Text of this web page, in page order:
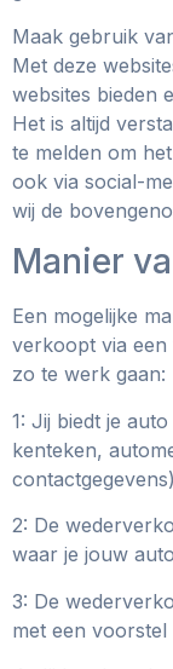
Maak gebruik
Met deze
websites bieden
Het is altijd
te melden om
ook via social-
wij de
Manier
Een mogelijke
verkoopt via
zo te werk gaan:
1: Jij biedt je
kenteken,
2: De
waar je jouw
3: De
met een voorstel